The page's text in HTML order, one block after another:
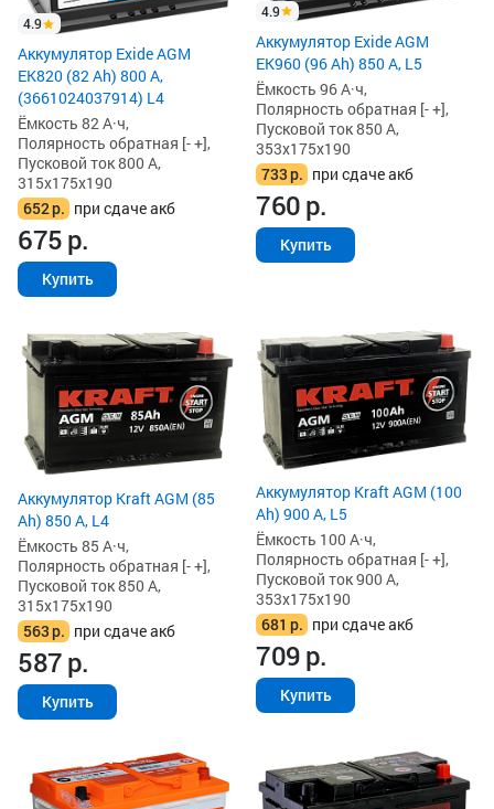
4.9
Аккумулятор Exide AGM
EK820 (82 Ah) 800 А,
(3661024037914) L4
Ёмкость 82 А·ч,
Полярность обратная [- +],
Пусковой ток 800 А,
315x175x190
652р. при сдаче акб
675р.
Купить
4.9
Аккумулятор Exide AGM
EK960 (96 Ah) 850 А, L5
Ёмкость 96 А·ч,
Полярность обратная [- +],
Пусковой ток 850 А,
353x175x190
733р. при сдаче акб
760р.
Купить
Аккумулятор Kraft AGM (85
Ah) 850 А, L4
Ёмкость 85 А·ч,
Полярность обратная [- +],
Пусковой ток 850 А,
315x175x190
563р. при сдаче акб
587р.
Купить
Аккумулятор Kraft AGM (100
Ah) 900 А, L5
Ёмкость 100 А·ч,
Полярность обратная [- +],
Пусковой ток 900 А,
353x175x190
681 р. при сдаче акб
709р.
Купить